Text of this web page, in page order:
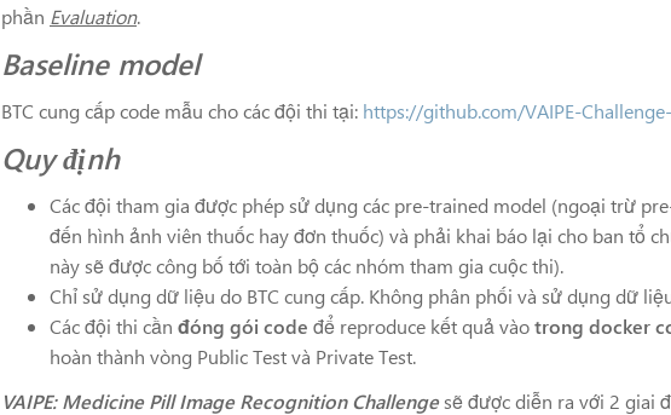
phần Evaluation.
Baseline model
BTC cung cấp code mẫu cho các đội thi tại: https://github.com/VAIPE-
Quy định
Các đội tham gia được phép sử dụng các pre-trained model (ngoại trừ
đến hình ảnh viên thuốc hay đơn thuốc) và phải khai báo lại cho ban tổ
này sẽ được công bố tới toàn bộ các nhóm tham gia cuộc thi).
Chỉ sử dụng dữ liệu do BTC cung cấp. Không phân phối và sử dụng dữ
Các đội thi cần đóng gói code để reproduce kết quả vàotrong docker
hoàn thành vòng Public Test và Private Test.
VAIPE: Medicine Pill Image Recognition Challengesẽ được diễn ra với 2 giai